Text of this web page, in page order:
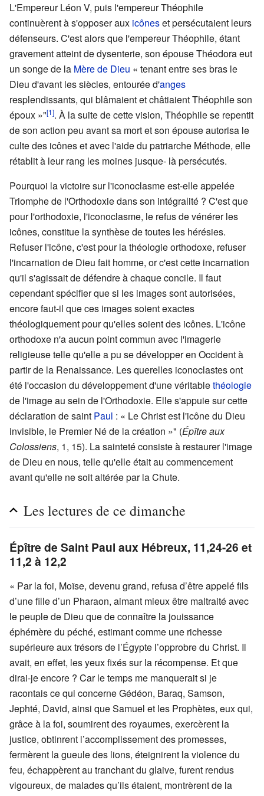
L'Empereur Léon V, puis l'empereur Théophile
continuèrent à s'opposer aux icôneset persécutaient leurs
défenseurs. C'est alors que l'empereur Théophile, étant
gravement atteint de dysenterie, son épouse Théodora eut
un songe de la Mère de Dieu « tenant entre ses bras le
Dieu d'avant les siècles, entourée d'anges
resplendissants, qui blâmaient et châtiaient Théophile son
époux »"[1]. À la suite de cette vision, Théophile se repentit
de son action peu avant sa mort et son épouse autorisa le
culte des icônes et avec l'aide du patriarche Méthode, elle
rétablit à leur rang les moines jusque- là persécutés.
Pourquoi la victoire sur l'iconoclasme est-elle appelée
Triomphe de l'Orthodoxie dans son intégralité ? C'est que
pour l'orthodoxie, l'iconoclasme, le refus de vénérer les
icônes, constitue la synthèse de toutes les hérésies.
Refuser l'icône, c'est pour la théologie orthodoxe, refuser
l'incarnation de Dieu fait homme, or c'est cette incarnation
qu'il s'agissait de défendre à chaque concile. Il faut
cependant spécifier que si les images sont autorisées,
encore faut-il que ces images soient exactes
théologiquement pour qu'elles soient des icônes. L'icône
orthodoxe n'a aucun point commun avec l'imagerie
religieuse telle qu'elle a pu se développer en Occident à
partir de la Renaissance. Les querelles iconoclastes ont
été l'occasion du développement d'une véritablethéologie
de l'image au sein de l'Orthodoxie. Elle s'appuie sur cette
déclaration de saint Paul : « Le Christ est l'icône du Dieu
invisible, le Premier Né de la création »" (Épître aux
Colossiens, 1, 15). La sainteté consiste à restaurer l'image
de Dieu en nous, telle qu'elle était au commencement
avant qu'elle ne soit altérée par la Chute.
Les lectures de ce dimanche
Épître de Saint Paul aux Hébreux, 11,24-26 et
11,2 à 12,2
« Par la foi, Moïse, devenu grand, refusa d’être appelé fils
d’une fille d’un Pharaon, aimant mieux être maltraité avec
le peuple de Dieu que de connaître la jouissance
éphémère du péché, estimant comme une richesse
supérieure aux trésors de l’Égypte l’opprobre du Christ. Il
avait, en effet, les yeux fixés sur la récompense. Et que
dirai-je encore ? Car le temps me manquerait si je
racontais ce qui concerne Gédéon, Baraq, Samson,
Jephté, David, ainsi que Samuel et les Prophètes, eux qui,
grâce à la foi, soumirent des royaumes, exercèrent la
justice, obtinrent l’accomplissement des promesses,
fermèrent la gueule des lions, éteignirent la violence du
feu, échappèrent au tranchant du glaive, furent rendus
vigoureux, de malades qu’ils étaient, montrèrent de la